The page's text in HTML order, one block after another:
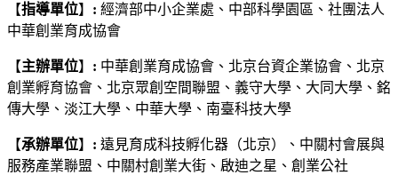
【指導單位】 : 經濟部中小企業處、中部科學園區、社團法人
中華創業育成協會
【主辦單位】 : 中華創業育成協會、​北京台資企業協會、北京
創業孵育協會、​北京眾創空間聯盟、義守大學、大同大學、銘
傳大學、淡江大學、中華大學、南臺科技大學
【承辦單位】 : 遠見育成科技孵化器（北京）​、中關村會展與
服務產業聯盟​、中關村創業大街、啟迪之星、創業公社